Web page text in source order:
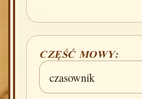
CZĘŚĆ MOWY:
czasownik